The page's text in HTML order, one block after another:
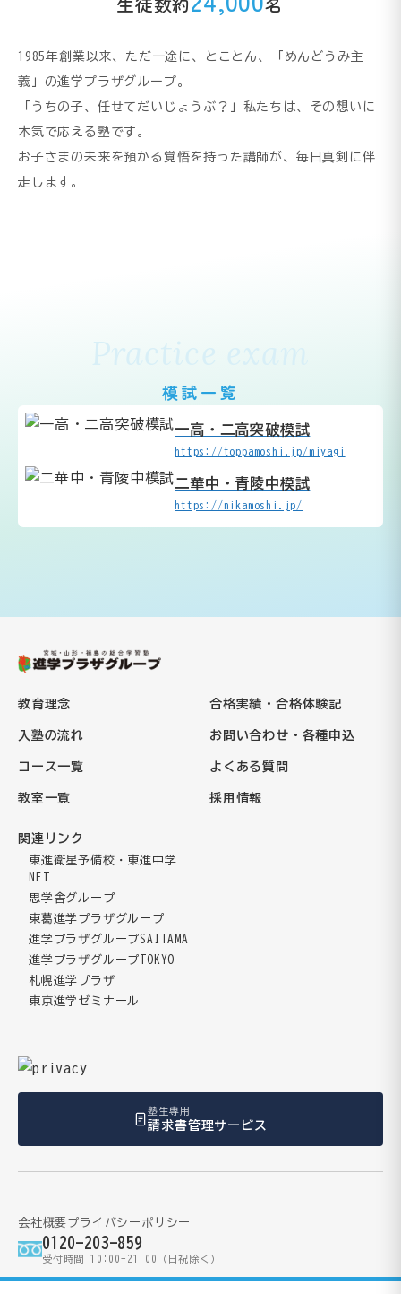
1985年創業以来、ただ一途に、とことん、「めんどうみ主
義」の進学プラザグループ。
「うちの子、任せてだいじょうぶ？」私たちは、その想いに
本気で応える塾です。
お子さまの未来を預かる覚悟を持った講師が、毎日真剣に伴
走します。
Practice exam
模試一覧
一高・二高突破模試
https://toppamoshi.jp/miyagi
二華中・青陵中模試
https://nikamoshi.jp/
教育理念
入塾の流れ
コース一覧
教室一覧
合格実績・合格体験記
お問い合わせ・各種申込
よくある質問
採用情報
関連リンク
東進衛星予備校・東進中学
NET
思学舎グループ
東葛進学プラザグループ
進学プラザグループSAITAMA
進学プラザグループTOKYO
札幌進学プラザ
東京進学ゼミナール
塾生専用
請求書管理サービス
会社概要プライバシーポリシー
0120-203-859
受付時間 10:00-21:00（日祝除く）